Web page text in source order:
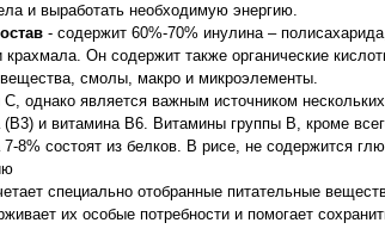
и выработать необходимую энергию.
- содержит 60%-70% инулина –
крахмала. Он содержит также органические
смолы, макро и микроэлементы.
однако является важным источником
и витамина В6. Витамины группы В, кроме
8% состоят из белков. В рисе, не содержится
специально отобранные питательные
их особые потребности и помогает